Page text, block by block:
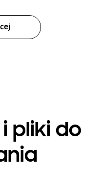
pliki do